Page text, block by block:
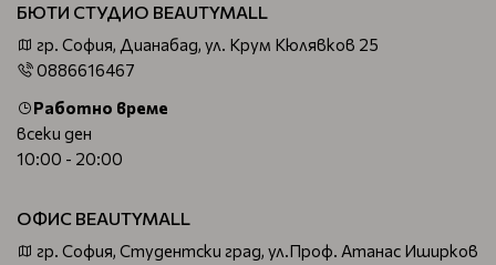
БЮТИ СТУДИО BEAUTYMALL
гр. София, Дианабад, ул. Крум Кюлявков 25
0886616467
Работно време
всеки ден
10:00 - 20:00
ОФИС BEAUTYMALL
гр. София, Студентски град, ул.Проф. Атанас Иширков